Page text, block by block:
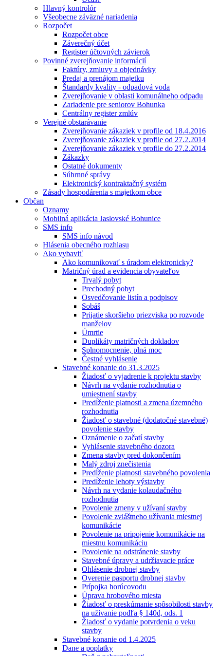
Hlavný kontrolór
Všeobecne záväzné nariadenia
Rozpočet
Rozpočet obce
Záverečný účet
Register účtovných závierok
Povinné zverejňovanie informácií
Faktúry, zmluvy a objednávky
Predaj a prenájom majetku
Štandardy kvality - odpadová voda
Zverejňovanie v oblasti komunálneho odpadu
Zariadenie pre seniorov Bohunka
Centrálny register zmlúv
Verejné obstarávanie
Zverejňovanie zákaziek v profile od 18.4.2016
Zverejňovanie zákaziek v profile od 27.2.2014
Zverejňovanie zákaziek v profile do 27.2.2014
Zákazky
Ostatné dokumenty
Súhrnné správy
Elektronický kontraktačný systém
Zásady hospodárenia s majetkom obce
Občan
Oznamy
Mobilná aplikácia Jaslovské Bohunice
SMS info
SMS info návod
Hlásenia obecného rozhlasu
Ako vybaviť
Ako komunikovať s úradom elektronicky?
Matričný úrad a evidencia obyvateľov
Trvalý pobyt
Prechodný pobyt
Osvedčovanie listín a podpisov
Sobáš
Prijatie skoršieho priezviska po rozvode
manželov
Úmrtie
Duplikáty matričných dokladov
Splnomocnenie, plná moc
Čestné vyhlásenie
Stavebné konanie do 31.3.2025
Žiadosť o vyjadrenie k projektu stavby
Návrh na vydanie rozhodnutia o
umiestnení stavby
Predĺženie platnosti a zmena územného
rozhodnutia
Žiadosť o stavebné (dodatočné stavebné)
povolenie stavby
Oznámenie o začatí stavby
Vyhlásenie stavebného dozora
Zmena stavby pred dokončením
Malý zdroj znečistenia
Predĺženie platnosti stavebného povolenia
Predĺženie lehoty výstavby
Návrh na vydanie kolaudačného
rozhodnutia
Povolenie zmeny v užívaní stavby
Povolenie zvláštneho užívania miestnej
komunikácie
Povolenie na pripojenie komunikácie na
miestnu komunikáciu
Povolenie na odstránenie stavby
Stavebné úpravy a udržiavacie práce
Ohlásenie drobnej stavby
Overenie pasportu drobnej stavby
Prípojka horúcovodu
Úprava hrobového miesta
Žiadosť o preskúmanie spôsobilosti stavby
na užívanie podľa § 140d, ods. 1
Žiadosť o vydanie potvrdenia o veku
stavby
Stavebné konanie od 1.4.2025
Dane a poplatky